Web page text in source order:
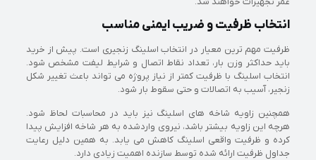
انتخاب ظرفیت و ضریب ایمنی مناسب
ظرفیت مهم ترین معیار در انتخاب اسلینگ زنجیری است. پیش از خرید
باید حداکثر وزن بار، تعداد نقاط اتصال و شرایط لیفت مشخص شود.
انتخاب اسلینگ با ظرفیت کمتر از نیاز پروژه می تواند باعث تغییر شکل
زنجیر، آسیب به اتصالات و حتی سقوط بار شود.
همچنین زاویه شاخه های اسلینگ نیز باید در محاسبات لحاظ شود.
هرچه این زاویه بیشتر باشد، نیروی واردشده به هر شاخه افزایش پیدا
کرده و ظرفیت واقعی اسلینگ کاهش می یابد. به همین دلیل رعایت
جداول ظرفیت ارائه شده توسط سازنده اهمیت زیادی دارد.